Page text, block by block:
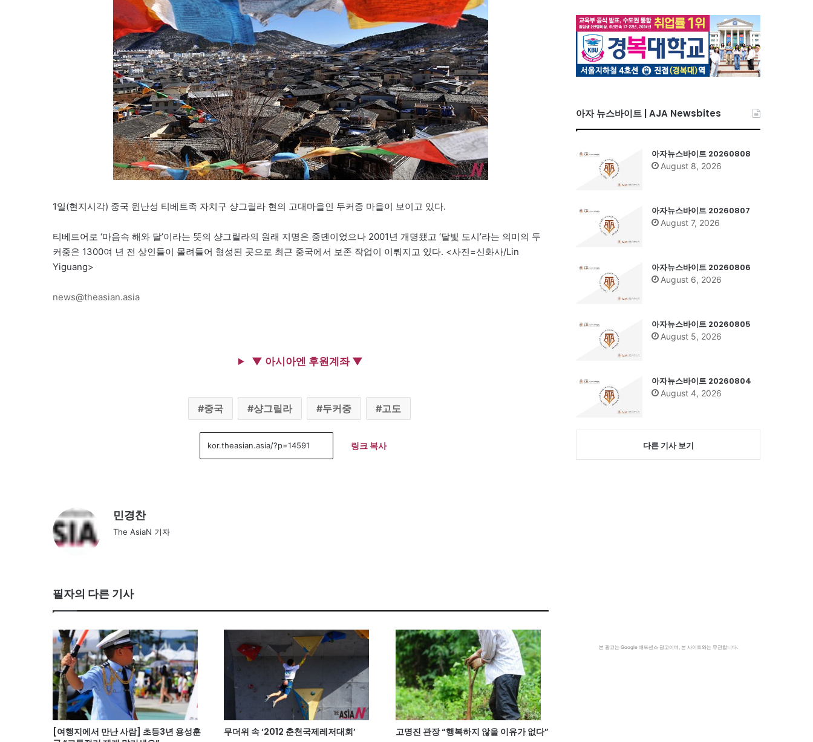
1일(현지시각) 중국 윈난성 티베트족 자치구 샹그릴라 현의 고대마을인 두커중 마을이 보이고 있다.
티베트어로 ‘마음속 해와 달’이라는 뜻의 샹그릴라의 원래 지명은 중뎬이었으나 2001년 개명됐고 ‘달빛 도시’라는 의미의 두
커중은 1300여 년 전 상인들이 몰려들어 형성된 곳으로 최근 중국에서 보존 작업이 이뤄지고 있다. <사진=신화사/Lin
Yiguang>
news@theasian.asia
▼ 아시아엔 후원계좌 ▼
중국 샹그릴라 두커중 고도
링크 복사
민경찬
The AsiaN 기자
필자의 다른 기사
[여행지에서 만난 사람] 초등3년 용성훈
무더위 속 ‘2012 춘천국제레저대회’ 고명진 관장 “행복하지 않을 이유가 없다”
아자 뉴스바이트 | AJA Newsbites
아자뉴스바이트 20260808
August 8, 2026
아자뉴스바이트 20260807
August 7, 2026
아자뉴스바이트 20260806
August 6, 2026
아자뉴스바이트 20260805
August 5, 2026
아자뉴스바이트 20260804
August 4, 2026
다른 기사 보기
본 광고는 Google 애드센스 광고이며, 본 사이트와는 무관합니다.